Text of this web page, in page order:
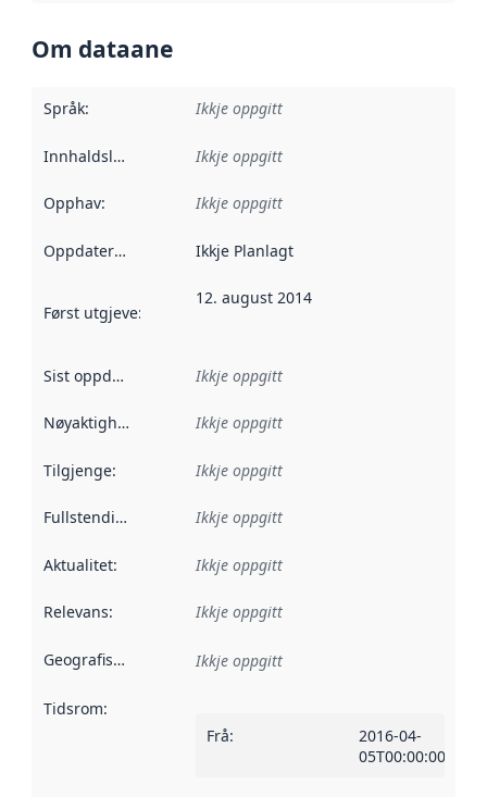
Om dataane
Språk: Ikkje oppgitt
Innhaldsleverandørar :
Ikkje oppgitt
Opphav: Ikkje oppgitt
Oppdateringsfrekvens :
Ikkje Planlagt
Først utgjeve: Denne datoen seier når dataa i dette
12. august 2014
Sist oppdatert Ikkje oppgitt
Nøyaktigheit Ikkje oppgitt
Tilgjenge: Ikkje oppgitt
Fullstendigheit Ikkje oppgitt
Aktualitet: Ikkje oppgitt
Relevans: Ikkje oppgitt
Geografisk område Ikkje oppgitt
Tidsrom:
Frå:
2016-04-
05T00:00:00Z